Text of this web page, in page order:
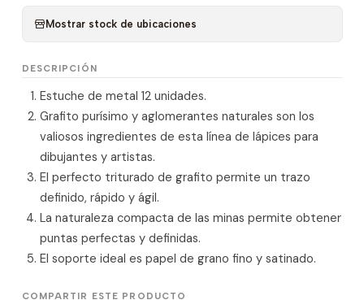
Mostrar stock de ubicaciones
DESCRIPCIÓN
Estuche de metal 12 unidades.
Grafito purísimo y aglomerantes naturales son los
valiosos ingredientes de esta línea de lápices para
dibujantes y artistas.
El perfecto triturado de grafito permite un trazo
definido, rápido y ágil.
La naturaleza compacta de las minas permite obtener
puntas perfectas y definidas.
El soporte ideal es papel de grano fino y satinado.
COMPARTIR ESTE PRODUCTO